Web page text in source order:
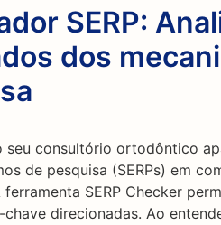
SERP:
dos
seu consultório ortodôntico
de pesquisa (SERPs) em
SERP Checker
chave direcionadas. Ao